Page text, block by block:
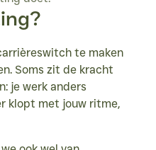
te maken
Soms zit de kracht
je werk anders
klopt met jouw ritme,